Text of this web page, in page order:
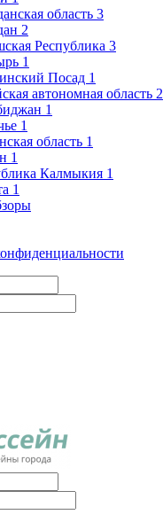
область 3
2
Республика 3
1
Посад 1
автономная область 2
1
1
область 1
1
Калмыкия 1
1
города